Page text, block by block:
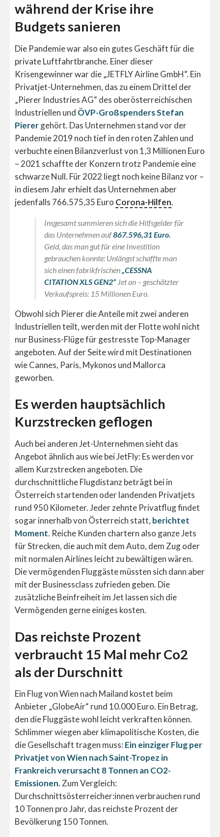
während der Krise ihre
Budgets sanieren
Die Pandemie war also ein gutes Geschäft für die
private Luftfahrtbranche. Einer dieser
Krisengewinner war die „JETFLY Airline GmbH“. Ein
Privatjet-Unternehmen, das zu einem Drittel der
„Pierer Industries AG“ des oberösterreichischen
Industriellen und ÖVP-GroßspendersStefan
Pierergehört. Das Unternehmen stand vor der
Pandemie 2019 noch tief in den roten Zahlen und
verbuchte einen Bilanzverlust von 1,3 Millionen Euro
– 2021 schaffte der Konzern trotz Pandemie eine
schwarze Null. Für 2022 liegt noch keine Bilanz vor –
in diesem Jahr erhielt das Unternehmen aber
jedenfalls 766.575,35 Euro Corona-Hilfen.
Insgesamt summieren sich die Hilfsgelder für
das Unternehmen auf867.596,31 Euro.
Geld, das man gut für eine Investition
gebrauchen konnte: Unlängst schaffte man
sich einen fabrikfrischen „CESSNA
CITATION XLS GEN2“Jet an – geschätzter
Verkaufspreis: 15 Millionen Euro.
Obwohl sich Pierer die Anteile mit zwei anderen
Industriellen teilt, werden mit der Flotte wohl nicht
nur Business-Flüge für gestresste Top-Manager
angeboten. Auf der Seite wird mit Destinationen
wie Cannes, Paris, Mykonos und Mallorca
geworben.
Es werden hauptsächlich
Kurzstrecken geflogen
Auch bei anderen Jet-Unternehmen sieht das
Angebot ähnlich aus wie bei JetFly: Es werden vor
allem Kurzstrecken angeboten. Die
durchschnittliche Flugdistanz beträgt bei in
Österreich startenden oder landenden Privatjets
rund 950 Kilometer. Jeder zehnte Privatflug findet
sogar innerhalb von Österreich statt, berichtet
Moment. Reiche Kunden chartern also ganze Jets
für Strecken, die auch mit dem Auto, dem Zug oder
mit normalen Airlines leicht zu bewältigen wären.
Die vermögenden Fluggäste müssten sich dann aber
mit der Businessclass zufrieden geben. Die
zusätzliche Beinfreiheit im Jet lassen sich die
Vermögenden gerne einiges kosten.
Das reichste Prozent
verbraucht 15 Mal mehr Co2
als der Durschnitt
Ein Flug von Wien nach Mailand kostet beim
Anbieter „GlobeAir“ rund 10.000 Euro. Ein Betrag,
den die Fluggäste wohl leicht verkraften können.
Schlimmer wiegen aber klimapolitische Kosten, die
die Gesellschaft tragen muss: Ein einziger Flug per
Privatjet von Wien nach Saint-Tropez in
Frankreich verursacht 8 Tonnen an CO2-
Emissionen.Zum Vergleich:
Durchschnittsösterreicher:innen verbrauchen rund
10 Tonnen pro Jahr, das reichste Prozent der
Bevölkerung 150 Tonnen.